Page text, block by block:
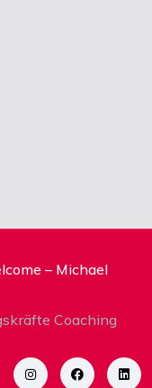
– Michael
Coaching